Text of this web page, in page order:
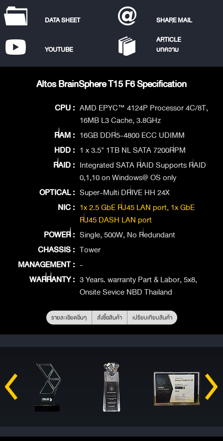
DATA SHEET SHARE MAIL
YOUTUBE
ARTICLE
บทความ
Altos BrainSphere T15 F6 Specification
CPU : AMD EPYC™ 4124P Processor 4C/8T,
16MB L3 Cache, 3.8GHz
RAM : 16GB DDR5-4800 ECC UDIMM
HDD : 1 x 3.5" 1TB NL SATA 7200RPM
RAID : Integrated SATA RAID Supports RAID
0,1,10 on Windows@ OS only
OPTICAL : Super-Multi DRIVE HH 24X
NIC : 1x 2.5 GbE RJ45 LAN port, 1x GbE
RJ45 DASH LAN port
POWER : Single, 500W, No Redundant
CHASSIS : Tower
MANAGEMENT : -
WARRANTY : 3 Years. warranty Part & Labor, 5x8,
Onsite Sevice NBD Thailand
รายละเอียดอื่นๆ สั่งซื้อสินค้า เปรียบเทียบสินค้า